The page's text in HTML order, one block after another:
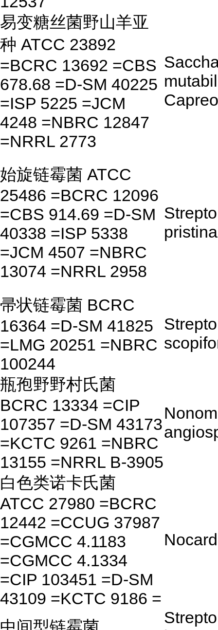
易变糖丝菌野山羊亚
种 ATCC 23892
=BCRC 13692 =CBS
678.68 =D-SM 40225
=ISP 5225 =JCM
4248 =NBRC 12847
=NRRL 2773
始旋链霉菌 ATCC
25486 =BCRC 12096
=CBS 914.69 =D-SM
40338 =ISP 5338
=JCM 4507 =NBRC
13074 =NRRL 2958
帚状链霉菌 BCRC
16364 =D-SM 41825
=LMG 20251 =NBRC
100244
瓶孢野野村氏菌
BCRC 13334 =CIP
107357 =D-SM 43173
=KCTC 9261 =NBRC
13155 =NRRL B-3905
白色类诺卡氏菌
ATCC 27980 =BCRC
12442 =CCUG 37987
=CGMCC 4.1183
=CGMCC 4.1334
=CIP 103451 =D-SM
43109 =KCTC 9186 =